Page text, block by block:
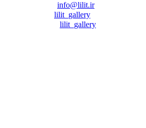
info@lilit.ir
lilit_gallery
lilit_gallery